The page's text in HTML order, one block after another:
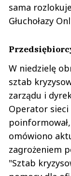
sama
Głuchołazy
W niedzielę
sztab
zarządu i
Operator sieci
omówiono
zagrożeniem
"Sztab